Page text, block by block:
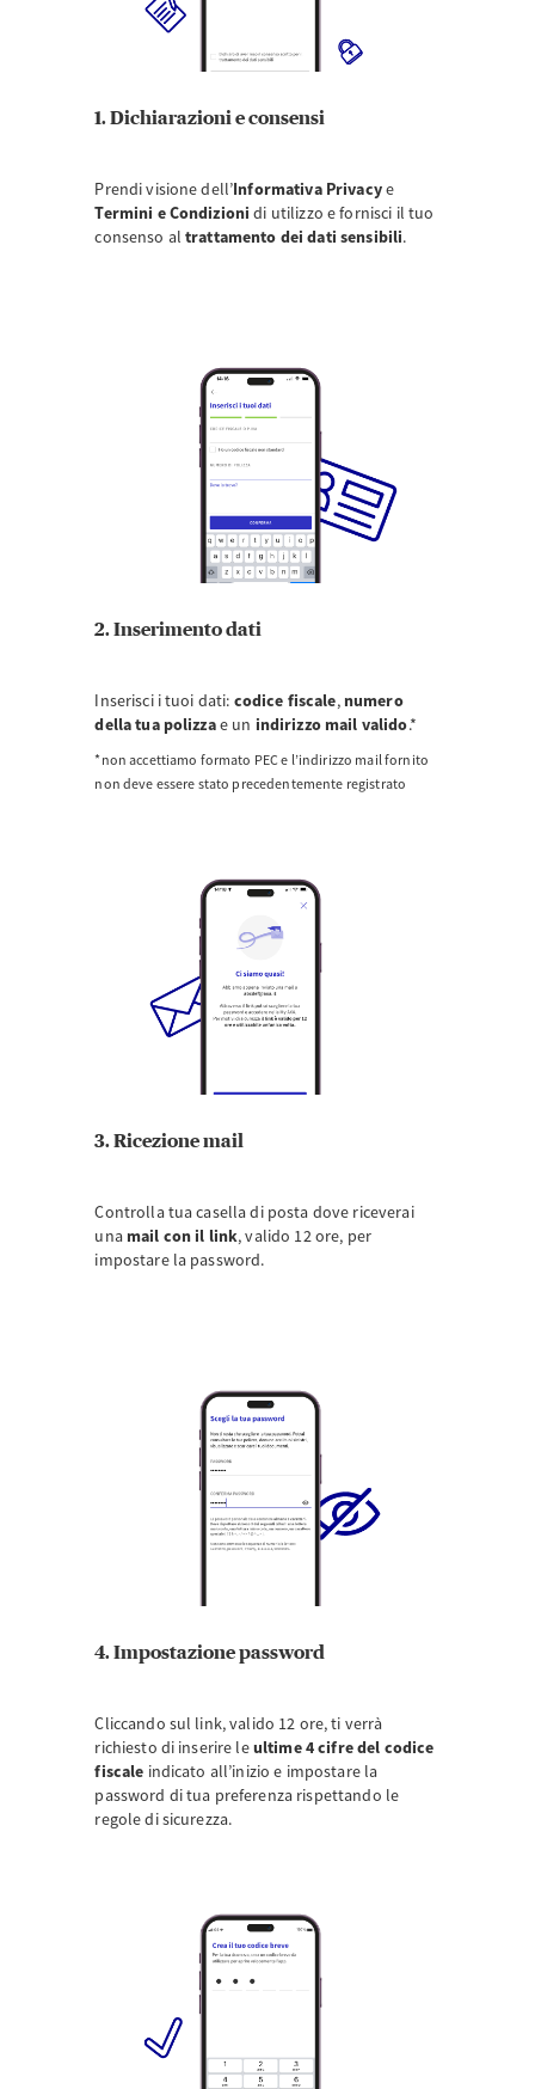
1. Dichiarazioni e consensi
Prendi visione dell’Informativa Privacye
Termini e Condizioni di utilizzo e fornisci il tuo
consenso altrattamento dei dati sensibili.
2. Inserimento dati
Inserisci i tuoi dati: codice fiscale,numero
della tua polizzae un indirizzo mail valido.*
*non accettiamo formato PEC e l’indirizzo mail fornito
non deve essere stato precedentemente registrato
3. Ricezione mail
Controlla tua casella di posta dove riceverai
una mail con il link,valido 12 ore, per
impostare la password.
4. Impostazione password
Cliccando sul link, valido 12 ore, ti verrà
richiesto di inserire leultime 4 cifre del codice
fiscale indicato all’inizio e impostare la
password di tua preferenza rispettando le
regole di sicurezza.